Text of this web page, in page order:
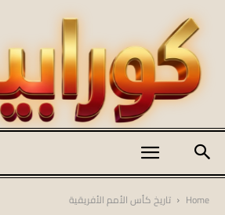
Home تاريخ كأس الأمم الأفريقية